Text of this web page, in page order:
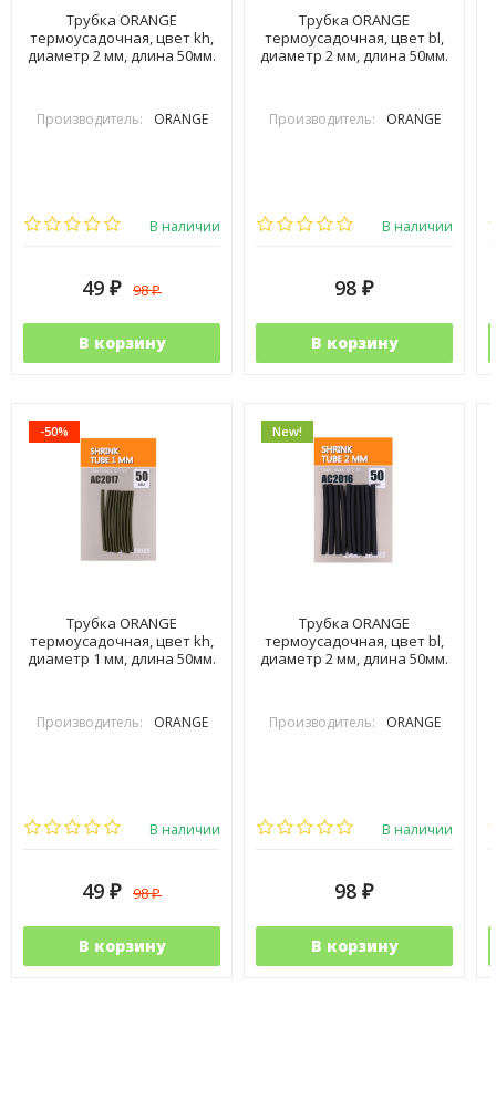
Трубка ORANGE
термоусадочная, цвет kh,
диаметр 2 мм, длина 50мм.
Производитель: ORANGE
В наличии
49 ₽ 98₽
В корзину
Трубка ORANGE
термоусадочная, цвет bl,
диаметр 2 мм, длина 50мм.
Производитель: ORANGE
В наличии
98 ₽
В корзину
-50%
Трубка ORANGE
термоусадочная, цвет kh,
диаметр 1 мм, длина 50мм.
Производитель: ORANGE
В наличии
49 ₽ 98₽
В корзину
New!
Трубка ORANGE
термоусадочная, цвет bl,
диаметр 2 мм, длина 50мм.
Производитель: ORANGE
В наличии
98 ₽
В корзину